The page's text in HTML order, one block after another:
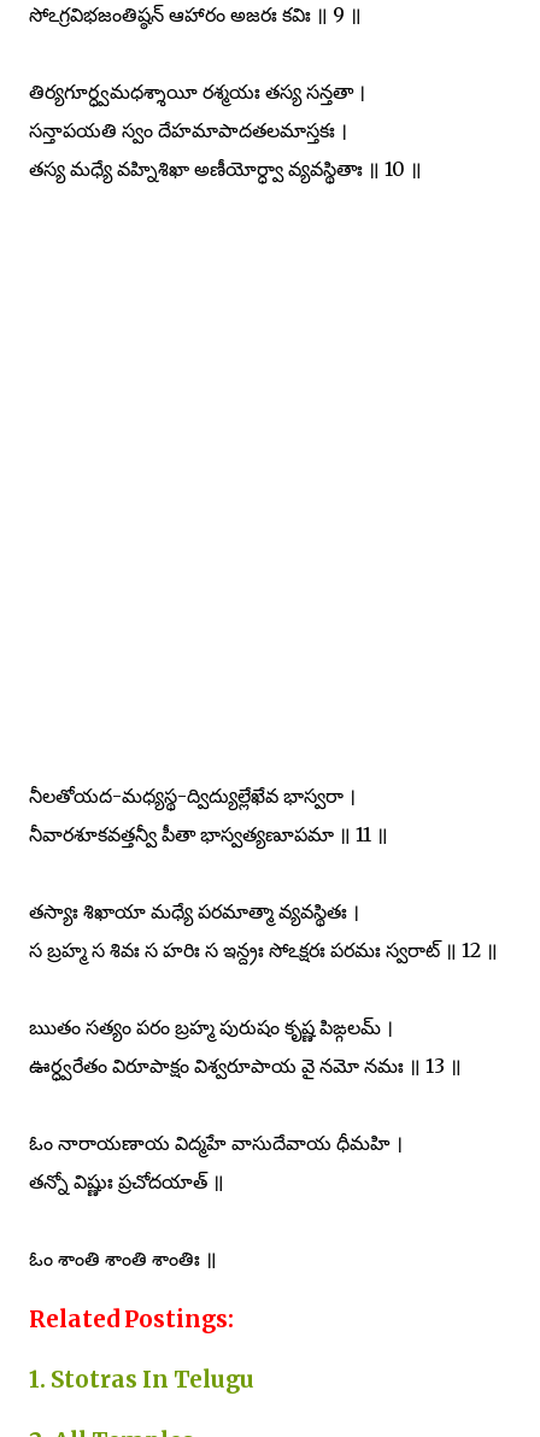
సోఽగ్రవిభజంతిష్ఠన్ ఆహారం అజరః కవిః ॥ 9 ॥
తిర్యగూర్ధ్వమధశ్శాయీ రశ్మయః తస్య సన్తతా ।
సన్తాపయతి స్వం దేహమాపాదతలమాస్తకః ।
తస్య మధ్యే వహ్నిశిఖా అణీయోర్ధ్వా వ్యవస్థితాః ॥ 10 ॥
నీలతోయద-మధ్యస్థ-ద్విద్యుల్లేఖేవ భాస్వరా ।
నీవారశూకవత్తన్వీ పీతా భాస్వత్యణూపమా ॥ 11 ॥
తస్యాః శిఖాయా మధ్యే పరమాత్మా వ్యవస్థితః ।
స బ్రహ్మ స శివః స హరిః స ఇన్ద్రః సోఽక్షరః పరమః స్వరాట్ ॥ 12 ॥
ఋతం సత్యం పరం బ్రహ్మ పురుషం కృష్ణ పిఙ్గలమ్ ।
ఊర్ధ్వరేతం విరూపాక్షం విశ్వరూపాయ వై నమో నమః ॥ 13 ॥
ఓం నారాయణాయ విద్మహే వాసుదేవాయ ధీమహి ।
తన్నో విష్ణుః ప్రచోదయాత్ ॥
ఓం శాంతి శాంతి శాంతిః ॥
Related Postings:
1. Stotras In Telugu